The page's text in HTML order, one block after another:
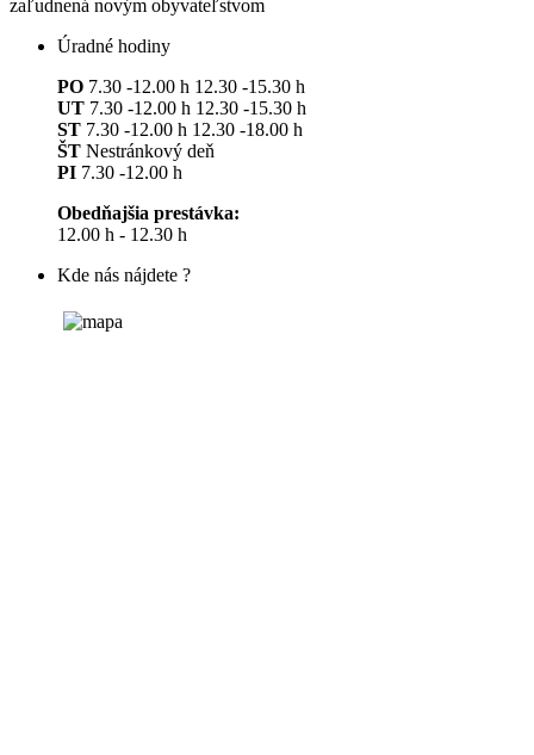
zaľudnená novým obyvateľstvom
Úradné hodiny
PO 7.30 -12.00 h 12.30 -15.30 h
UT 7.30 -12.00 h 12.30 -15.30 h
ST 7.30 -12.00 h 12.30 -18.00 h
ŠT Nestránkový deň
PI 7.30 -12.00 h
Obedňajšia prestávka:
12.00 h - 12.30 h
Kde nás nájdete ?